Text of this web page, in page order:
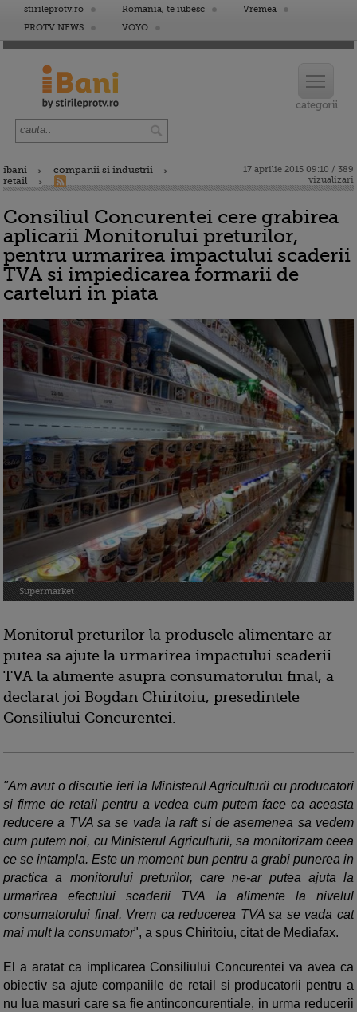
stirileprotv.ro Romania, te iubesc
Vremea
PROTV NEWS
VOYO
ibani
companii si industrii
retail
17 aprilie 2015 09:10 / 389
vizualizari
Consiliul Concurentei cere grabirea
aplicarii Monitorului preturilor,
pentru urmarirea impactului scaderii
TVA si impiedicarea formarii de
carteluri in piata
Supermarket
Monitorul preturilor la produsele alimentare ar
putea sa ajute la urmarirea impactului scaderii
TVA la alimente asupra consumatorului final, a
declarat joi Bogdan Chiritoiu, presedintele
Consiliului Concurentei.
"Am avut o discutie ieri la Ministerul Agriculturii cu producatori
si firme de retail pentru a vedea cum putem face ca aceasta
reducere a TVA sa se vada la raft si de asemenea sa vedem
cum putem noi, cu Ministerul Agriculturii, sa monitorizam ceea
ce se intampla. Este un moment bun pentru a grabi punerea in
practica a monitorului preturilor, care ne-ar putea ajuta la
urmarirea efectului scaderii TVA la alimente la nivelul
consumatorului final. Vrem ca reducerea TVA sa se vada cat
mai mult la consumator", a spus Chiritoiu, citat de Mediafax.
El a aratat ca implicarea Consiliului Concurentei va avea ca
obiectiv sa ajute companiile de retail si producatorii pentru a
nu lua masuri care sa fie antinconcurentiale, in urma reducerii